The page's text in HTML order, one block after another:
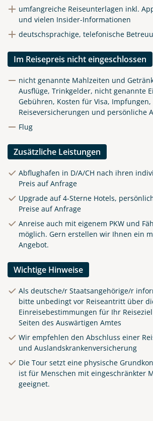
Clifden Harbour Co.
umfangreiche Reiseunterlagen inkl.
und vielen Insider-Informationen
deutschsprachige, telefonische
Im Reisepreis nicht eingeschlossen
nicht genannte Mahlzeiten und
Ausflüge, Trinkgelder, nicht genannte
Gebühren, Kosten für Visa, Impfungen,
Reiseversicherungen und persönliche
Flug
Zusätzliche Leistungen
Abflughafen in D/A/CH nach ihren
Preis auf Anfrage
Upgrade auf 4-Sterne Hotels,
Preise auf Anfrage
Anreise auch mit eigenem PKW und
möglich. Gern erstellen wir Ihnen ein
Angebot.
Wichtige Hinweise
Als deutsche/r Staatsangehörige/r
bitte unbedingt vor Reiseantritt über
Einreisebestimmungen für Ihr
Seiten des Auswärtigen Amtes
Wir empfehlen den Abschluss einer
und Auslandskrankenversicherung
Die Tour setzt eine physische
ist für Menschen mit eingeschränkter
geeignet.